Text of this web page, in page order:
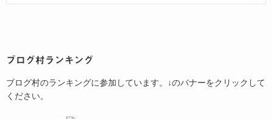
ブログ村ランキング
ブログ村のランキングに参加しています。↓のバナーをクリックして
ください。